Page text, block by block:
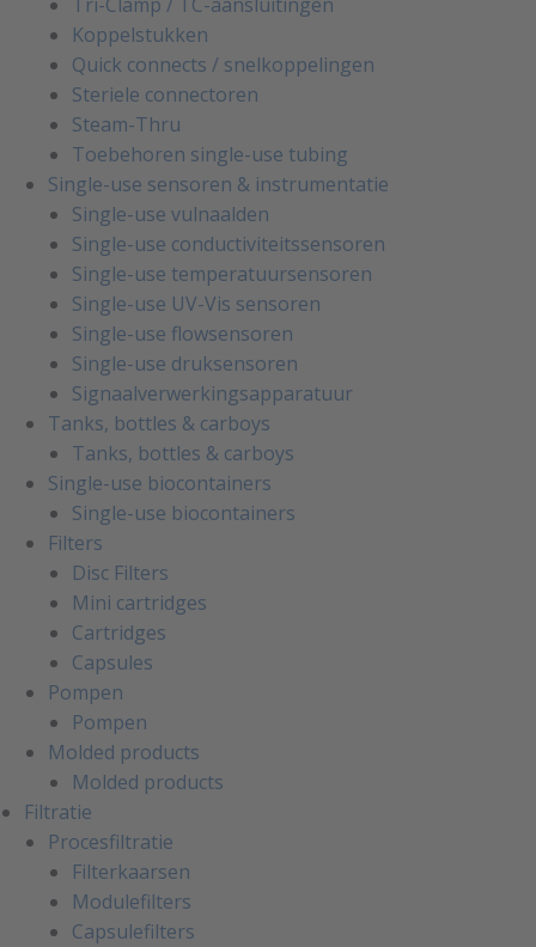
Koppelstukken
Quick connects / snelkoppelingen
Steriele connectoren
Steam-Thru
Toebehoren single-use tubing
Single-use sensoren & instrumentatie
Single-use vulnaalden
Single-use conductiviteitssensoren
Single-use temperatuursensoren
Single-use UV-Vis sensoren
Single-use flowsensoren
Single-use druksensoren
Signaalverwerkingsapparatuur
Tanks, bottles & carboys
Tanks, bottles & carboys
Single-use biocontainers
Single-use biocontainers
Filters
Disc Filters
Mini cartridges
Cartridges
Capsules
Pompen
Pompen
Molded products
Molded products
Filtratie
Procesfiltratie
Filterkaarsen
Modulefilters
Capsulefilters